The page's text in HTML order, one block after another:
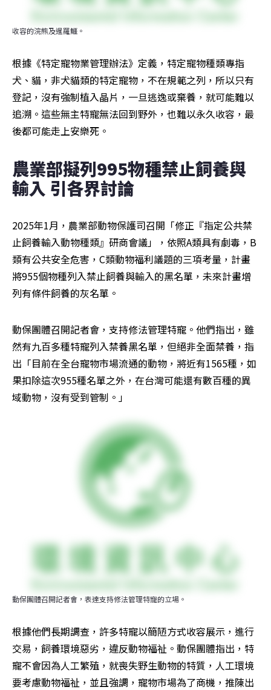
收容的浣熊及暹羅鱷。
根據《特定寵物業管理辦法》定義，特定寵物種類專指
犬、貓，非犬貓類的特定寵物，不在規範之列，所以只有
登記，沒有強制植入晶片，一旦逃逸或棄養，就可能難以
追溯。這些無主特寵無法回到野外，也難以永久收容，最
後都可能走上安樂死。
農業部擬列995物種禁止飼養與
輸入 引各界討論
2025年1月，農業部動物保護司召開「修正『指定公共禁
止飼養輸入動物種類』研商會議」，依照A類具有劇毒，B
類有公共安全危害，C類動物福利議題的三項考量，計畫
將955個物種列入禁止飼養與輸入的黑名單，未來計畫增
列有條件飼養的灰名單。
動保團體召開記者會，支持修法管理特寵。他們指出，雖
然有九百多種特寵列入禁養黑名單，但絕非全面禁養，指
出「目前在全台寵物市場流通的動物，將近有1565種，如
果扣除這次955種名單之外，在台灣可能還有數百種的異
域動物，沒有受到管制。」
動保團體召開記者會，表達支持修法管理特寵的立場。
根據他們長期調查，許多特寵以簡陋方式收容展示，進行
交易，飼養環境惡劣，違反動物福祉。動保團體指出，特
寵不會因為人工繁殖，就喪失野生動物的特質，人工環境
要考慮動物福祉，並且強調，寵物市場為了商機，推陳出